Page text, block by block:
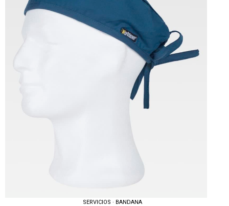
Tallas: XS, S, M, L, XL, XXL, 3XL
SERVICIOS · BANDANA